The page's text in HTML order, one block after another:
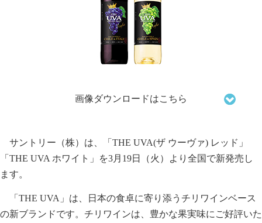
画像ダウンロードはこちら
サントリー（株）は、「THE UVA(ザ ウーヴァ) レッド」
「THE UVA ホワイト」を3月19日（火）より全国で新発売し
ます。
「THE UVA」は、日本の食卓に寄り添うチリワインベース
の新ブランドです。チリワインは、豊かな果実味にご好評いた